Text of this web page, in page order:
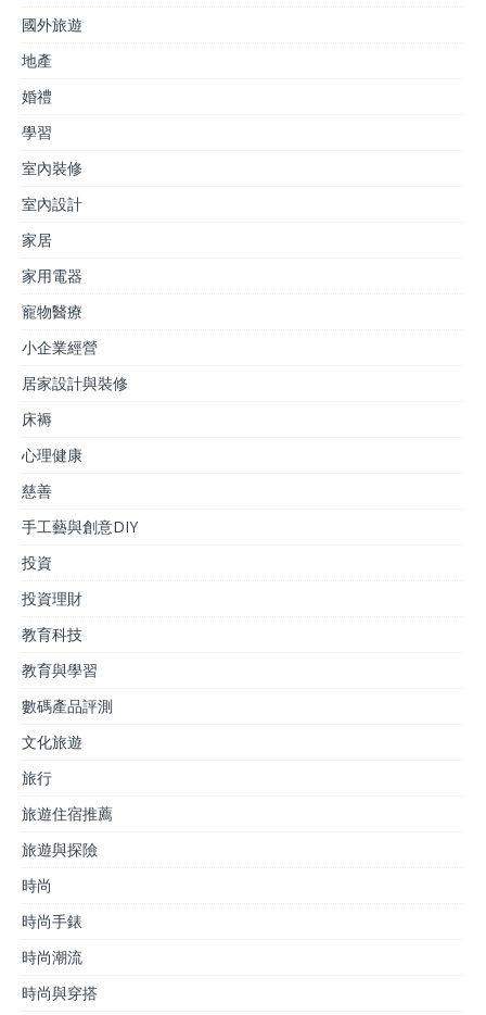
國外旅遊
地產
婚禮
學習
室內裝修
室內設計
家居
家用電器
寵物醫療
小企業經營
居家設計與裝修
床褥
心理健康
慈善
手工藝與創意DIY
投資
投資理財
教育科技
教育與學習
數碼產品評測
文化旅遊
旅行
旅遊住宿推薦
旅遊與探險
時尚
時尚手錶
時尚潮流
時尚與穿搭